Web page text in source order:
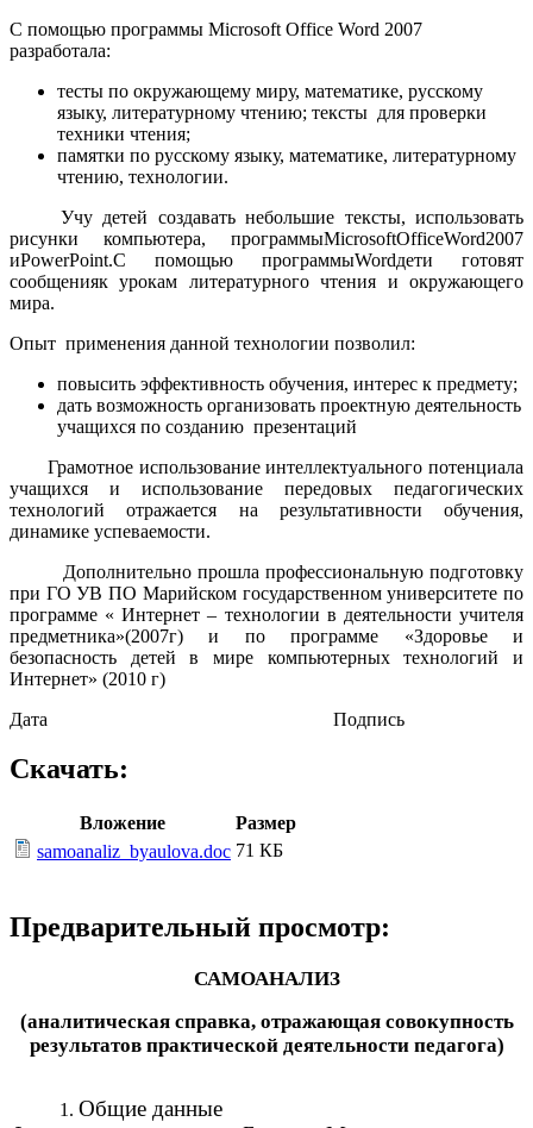
С помощью программы Microsoft Office Word 2007
разработала:
тесты по окружающему миру, математике, русскому
языку, литературному чтению; тексты для проверки
техники чтения;
памятки по русскому языку, математике, литературному
чтению, технологии.
Учу детей создавать небольшие тексты, использовать
рисунки компьютера, программыMicrosoftOfficeWord2007
иPowerPoint.С помощью программыWordдети готовят
сообщенияк урокам литературного чтения и окружающего
мира.
Опыт применения данной технологии позволил:
повысить эффективность обучения, интерес к предмету;
дать возможность организовать проектную деятельность
учащихся по созданию презентаций
Грамотное использование интеллектуального потенциала
учащихся и использование передовых педагогических
технологий отражается на результативности обучения,
динамике успеваемости.
Дополнительно прошла профессиональную подготовку
при ГО УВ ПО Марийском государственном университете по
программе « Интернет – технологии в деятельности учителя
предметника»(2007г) и по программе «Здоровье и
безопасность детей в мире компьютерных технологий и
Интернет» (2010 г)
Дата Подпись
Скачать:
Вложение
Размер
samoanaliz_byaulova.doc 71 КБ
Предварительный просмотр:
САМОАНАЛИЗ
(аналитическая справка, отражающая совокупность
результатов практической деятельности педагога)
Общие данные